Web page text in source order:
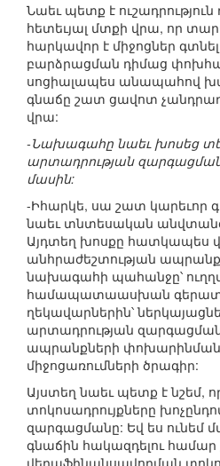
Նաեւ պետք է
հետեւյալ մտքի վրա, որ
հարկավոր է միջոցներ գտնել
բարձրացման դիմաց
սոցիալապես անապահով
գնաճը շատ ցավոտ
վրա:
-Նախագահը նաեւ խոսեց
արտադրության
մասին:
-Իհարկե, սա շատ կարեւոր
նաեւ տնտեսական
Այդտեղ խոսքը հատկապես
անհրաժեշտության
նախագահի պահանջը՝
համապատաասխան
ղեկավարներին՝
արտադրության զարգացման
ապրանքների փոխարինման
միջոցառումների ծրագիր:
Այստեղ նաեւ պետք է նշեմ,
տոկոսադրույքները
զարգացմանը: Եվ ես ունեմ
գնաճին հակազդելու համար